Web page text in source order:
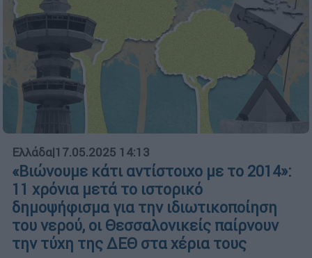
Ελλάδα|17.05.2025 14:13
«Βιώνουμε κάτι αντίστοιχο με το 2014»:
11 χρόνια μετά το ιστορικό
δημοψήφισμα για την ιδιωτικοποίηση
του νερού, οι Θεσσαλονικείς παίρνουν
την τύχη της ΔΕΘ στα χέρια τους